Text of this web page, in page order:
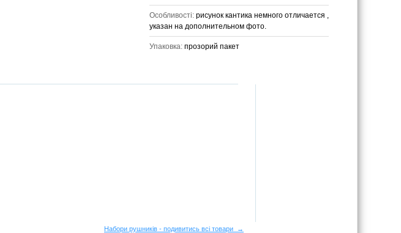
Особливості: рисунок кантика немного отличается ,
указан на дополнительном фото.
Упаковка: прозорий пакет
Набори рушників - подивитись всі товари →